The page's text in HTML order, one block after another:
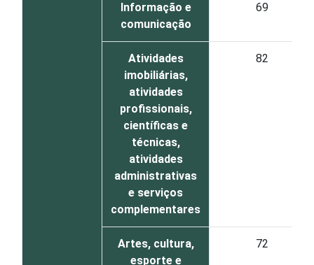
Informação e
comunicação
69
Atividades
imobiliárias,
atividades
profissionais,
científicas e
técnicas,
atividades
administrativas
e serviços
complementares
82
Artes, cultura,
esporte e
72